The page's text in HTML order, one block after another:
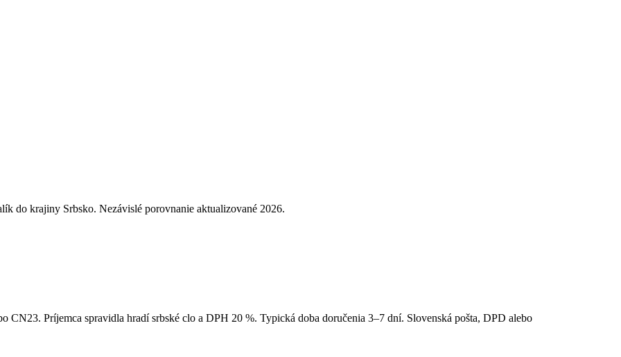
do krajiny Srbsko. Nezávislé porovnanie aktualizované 2026.
Príjemca spravidla hradí srbské clo a DPH 20 %. Typická doba doručenia 3–7 dní. Slovenská pošta, DPD alebo